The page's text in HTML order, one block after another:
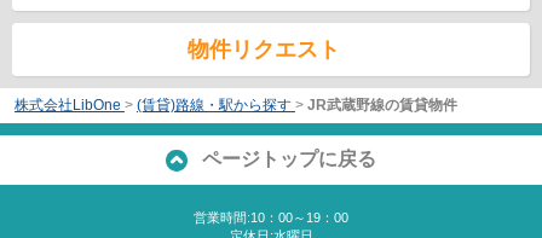
物件リクエスト
株式会社LibOne > (賃貸)路線・駅から探す > JR武蔵野線の賃貸物件
ページトップに戻る
営業時間:10：00～19：00